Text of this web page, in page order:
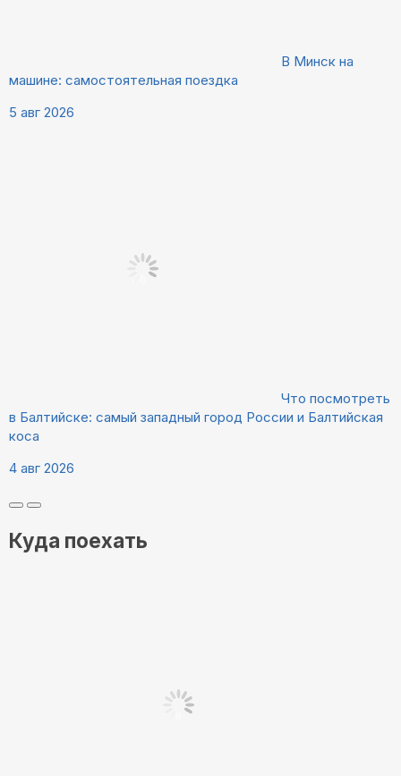
В Минск на
машине: самостоятельная поездка
5 авг 2026
Что посмотреть
в Балтийске: самый западный город России и Балтийская
коса
4 авг 2026
Куда поехать